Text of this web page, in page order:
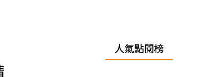
人氣點閱榜